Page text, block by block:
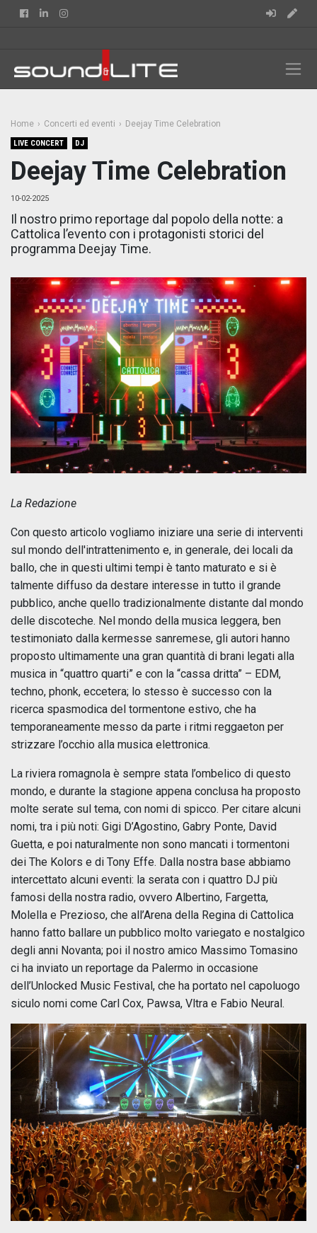
FacebookLinkedin
Home Concerti ed eventi Deejay Time Celebration
LIVE CONCERT DJ
Deejay Time Celebration
10-02-2025
Il nostro primo reportage dal popolo della notte: a
Cattolica l’evento con i protagonisti storici del
programma Deejay Time.
La Redazione
Con questo articolo vogliamo iniziare una serie di interventi
sul mondo dell'intrattenimento e, in generale, dei locali da
ballo, che in questi ultimi tempi è tanto maturato e si è
talmente diffuso da destare interesse in tutto il grande
pubblico, anche quello tradizionalmente distante dal mondo
delle discoteche. Nel mondo della musica leggera, ben
testimoniato dalla kermesse sanremese, gli autori hanno
proposto ultimamente una gran quantità di brani legati alla
musica in “quattro quarti” e con la “cassa dritta” – EDM,
techno, phonk, eccetera; lo stesso è successo con la
ricerca spasmodica del tormentone estivo, che ha
temporaneamente messo da parte i ritmi reggaeton per
strizzare l’occhio alla musica elettronica.
La riviera romagnola è sempre stata l’ombelico di questo
mondo, e durante la stagione appena conclusa ha proposto
molte serate sul tema, con nomi di spicco. Per citare alcuni
nomi, tra i più noti: Gigi D’Agostino, Gabry Ponte, David
Guetta, e poi naturalmente non sono mancati i tormentoni
dei The Kolors e di Tony Effe. Dalla nostra base abbiamo
intercettato alcuni eventi: la serata con i quattro DJ più
famosi della nostra radio, ovvero Albertino, Fargetta,
Molella e Prezioso, che all’Arena della Regina di Cattolica
hanno fatto ballare un pubblico molto variegato e nostalgico
degli anni Novanta; poi il nostro amico Massimo Tomasino
ci ha inviato un reportage da Palermo in occasione
dell’Unlocked Music Festival, che ha portato nel capoluogo
siculo nomi come Carl Cox, Pawsa, Vltra e Fabio Neural.